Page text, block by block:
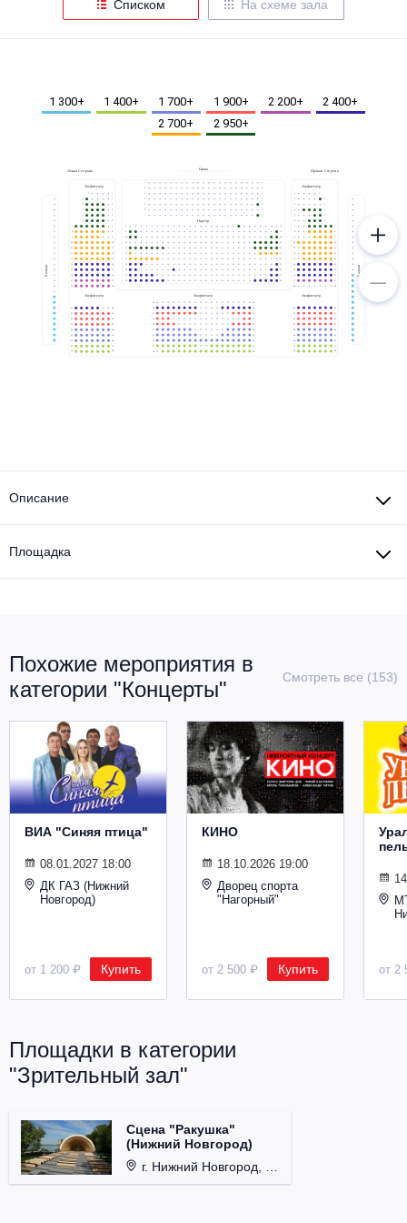
Списком На схеме зала
Описание
Площадка
Похожие мероприятия в
категории "Концерты"
Смотреть все (153)
ВИА "Синяя птица"
08.01.2027 18:00
ДК ГАЗ (Нижний
Новгород)
от 1 200 ₽ Купить
КИНО
18.10.2026 19:00
Дворец спорта
"Нагорный"
от 2 500 ₽ Купить от 2
Площадки в категории
"Зрительный зал"
Сцена "Ракушка"
(Нижний Новгород)
г. Нижний Новгород, Александровский сад.